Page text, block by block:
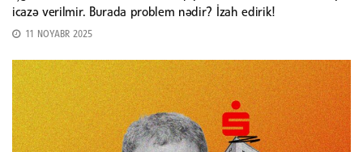
icazə verilmir. Burada problem nədir? İzah edirik!
11 NOYABR 2025